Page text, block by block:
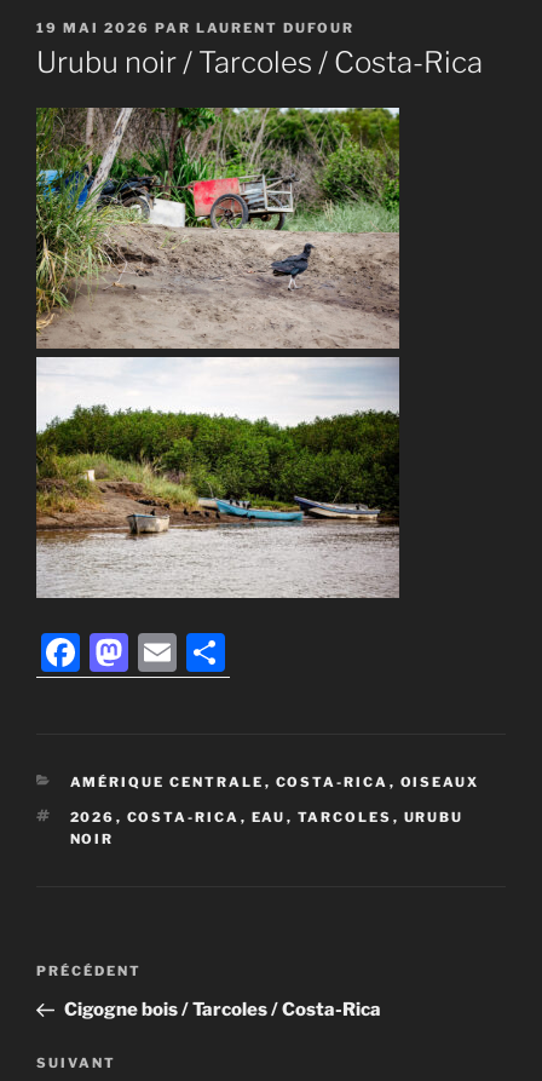
PUBLIÉ
LE
19 MAI 2026 PAR LAURENT DUFOUR
Urubu noir / Tarcoles / Costa-Rica
F
a
e
b
o
M
a
o
d
E
m
l
ar
g
er
CATÉGORIES
AMÉRIQUE CENTRALE , COSTA-RICA , OISEAUX
ÉTIQUETTES
2026 , COSTA-RICA , EAU , TARCOLES , URUBU
NOIR
Navigation
l’article
Article
précédent
PRÉCÉDENT
Cigogne bois / Tarcoles / Costa-Rica
Article
SUIVANT